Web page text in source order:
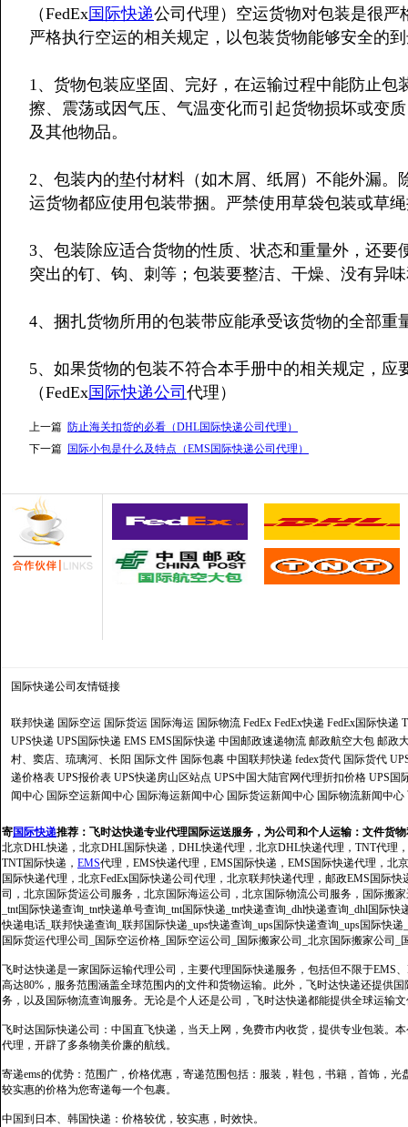
（FedEx国际快递公司代理）空运货物对包装是很
严格执行空运的相关规定，以包装货物能够安全的
1、货物包装应坚固、完好，在运输过程中能防止
擦、震荡或因气压、气温变化而引起货物损坏或变
及其他物品。
2、包装内的垫付材料（如木屑、纸屑）不能外漏
运货物都应使用包装带捆。严禁使用草袋包装或草
3、包装除应适合货物的性质、状态和重量外，还
突出的钉、钩、刺等；包装要整洁、干燥、没有异
4、捆扎货物所用的包装带应能承受该货物的全部重
5、如果货物的包装不符合本手册中的相关规定，
（FedEx国际快递公司 代理）
上一篇 防止海关扣货的必看（DHL国际快递公司代理）
下一篇 国际小包是什么及特点（EMS国际快递公司代理）
国际快递公司 友情链接
联邦快递 国际空运 国际货运 国际海运 国际物流 FedEx FedEx快递 FedEx国际快递
UPS快递 UPS国际快递 EMS EMS国际快递 中国邮政速递物流 邮政航空大包 邮政
村、窦店、琉璃河、长阳 国际文件 国际包裹 中国联邦快递 fedex货代 国际货代
递价格表 UPS报价表 UPS快递房山区站点 UPS中国大陆官网代理折扣价格 UPS国
闻中心 国际空运新闻中心 国际海运新闻中心 国际货运新闻中心 国际物流新闻中心
寄国际快递推荐： 飞时达快递专业代理国际运送服务，为公司和个人运输：文件货
北京DHL快递，北京DHL国际快递，DHL快递代理，北京DHL快递代理，TNT代理
TNT国际快递， EMS代理，EMS快递代理，EMS国际快递，EMS国际快递代理，北
国际快递代理，北京FedEx国际快递公司代理，北京联邦快递代理，邮政EMS国际
司，北京国际货运公司服务，北京国际海运公司，北京国际物流公司服务，国际搬
_tnt国际快递查询_tnt快递单号查询_tnt国际快递_tnt快递查询_dhl快递查询_dhl国际
快递电话_联邦快递查询_联邦国际快递_ups快递查询_ups国际快递查询_ups国际快
国际货运代理公司_国际空运价格_国际空运公司_国际搬家公司_北京国际搬家公司_
飞时达快递是一家国际运输代理公司，主要代理国际快递服务，包括但不限于EMS
高达80%，服务范围涵盖全球范围内的文件和货物运输。此外，飞时达快递还提供
务，以及国际物流查询服务。无论是个人还是公司，飞时达快递都能提供全球运输
飞时达国际快递公司：中国直飞快递，当天上网，免费市内收货，提供专业包装。
代理，开辟了多条物美价廉的航线。
寄递ems的优势：范围广，价格优惠，寄递范围包括：服装，鞋包，书籍，首饰，
较实惠的价格为您寄递每一个包裹。
中国到日本、韩国快递：价格较优，较实惠，时效快。